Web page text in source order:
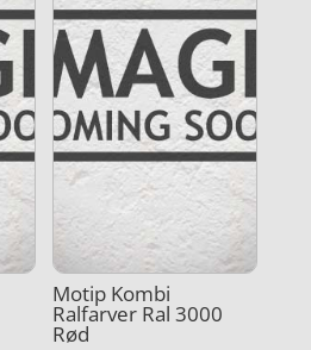
Motip Kombi
Ralfarver Ral 3000
Rød